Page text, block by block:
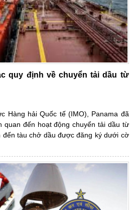
quy định về chuyển tải dầu từ
Hàng hải Quốc tế (IMO), Panama đã
quan đến hoạt động chuyển tải dầu từ
đến tàu chở dầu được đăng ký dưới cờ